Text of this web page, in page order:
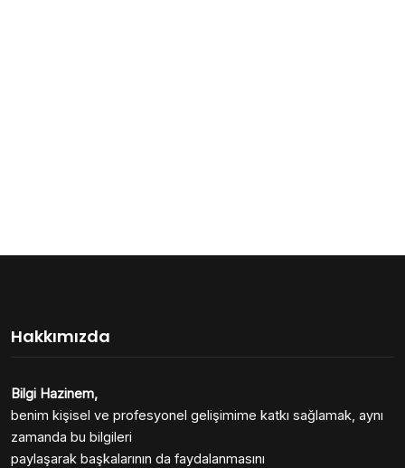
Hakkımızda
Bilgi Hazinem,
benim kişisel ve profesyonel gelişimime katkı sağlamak, aynı
zamanda bu bilgileri
paylaşarak başkalarının da faydalanmasını